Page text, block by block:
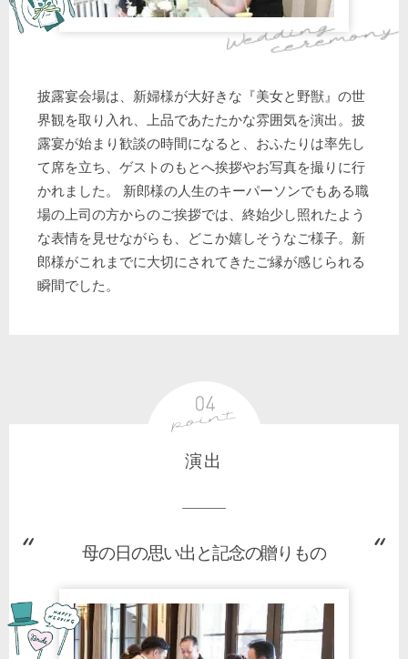
披露宴会場は、新婦様が大好きな『美女と野獣』の世
界観を取り入れ、上品であたたかな雰囲気を演出。披
露宴が始まり歓談の時間になると、おふたりは率先し
て席を立ち、ゲストのもとへ挨拶やお写真を撮りに行
かれました。 新郎様の人生のキーパーソンでもある職
場の上司の方からのご挨拶では、終始少し照れたよう
な表情を見せながらも、どこか嬉しそうなご様子。新
郎様がこれまでに大切にされてきたご縁が感じられる
瞬間でした。
演出
母の日の思い出と記念の贈りもの